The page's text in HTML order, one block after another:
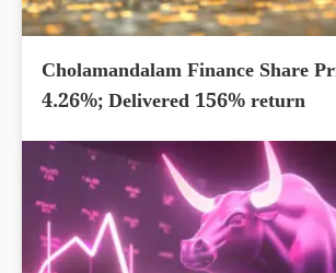
Cholamandalam Finance Share
4.26%; Delivered 156% return